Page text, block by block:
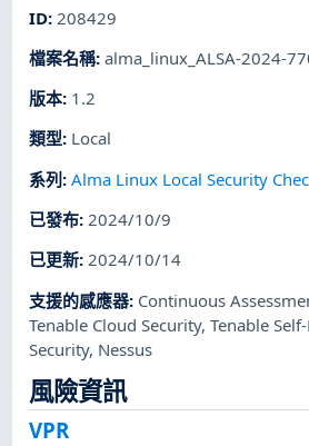
ID: 208429
檔案名稱:alma_linux_ALSA-2024-
版本: 1.2
類型: Local
系列:Alma Linux Local Security
已發布:2024/10/9
已更新:2024/10/14
支援的感應器: Continuous
Tenable Cloud Security,Tenable
Security, Nessus
風險資訊
VPR